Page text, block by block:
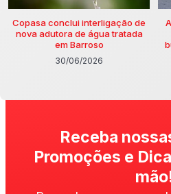
Copasa conclui interligação de
nova adutora de água tratada
em Barroso
30/06/2026
Receba
Promoções e